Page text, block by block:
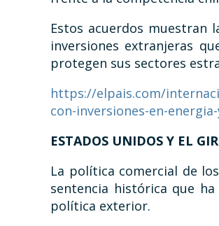
Estos acuerdos muestran
inversiones extranjeras
protegen sus sectores
https://elpais.com/
con-inversiones-en-
ESTADOS UNIDOS Y EL
La política comercial de
sentencia histórica que
política exterior.